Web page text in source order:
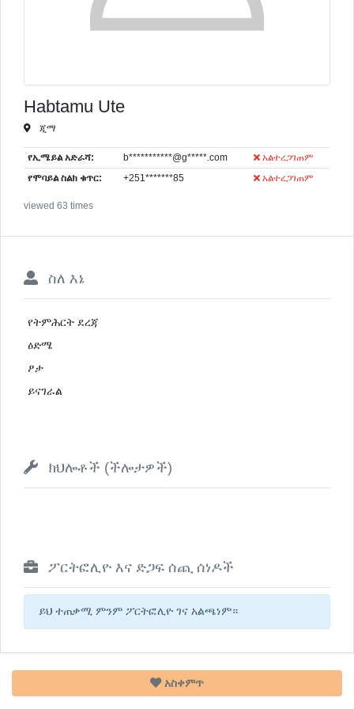
Habtamu Ute
ጂማ
የኢሜይል አድራሻ: b***********@g*****.com አልተረጋገጠም
የሞባይል ስልክ ቁጥር: +251*******85 አልተረጋገጠም
viewed 63 times
ስለ እኔ
የትምሕርት ደረጃ
ዕድሜ
ፆታ
ይናገራል
ክህሎቶች (ችሎታዎች)
ፖርትፎሊዮ እና ድጋፍ ሰጪ ሰነዶች
ይህ ተጠቃሚ ምንም ፖርትፎሊዮ ገና አልጫነም።
አስቀምጥ